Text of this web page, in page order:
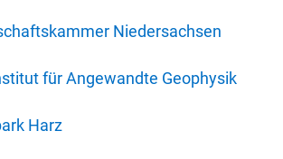
Niedersachsen
für Angewandte Geophysik
Harz